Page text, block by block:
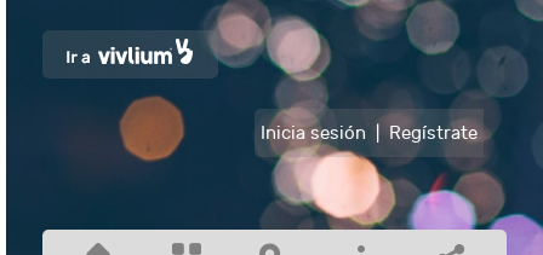
Inicia sesión Regístrate